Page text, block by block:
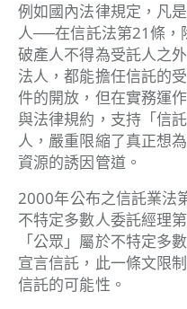
例如國內法律規定，凡
人──在信託法第21條，
破產人不得為受託人之
法人，都能擔任信託的
件的開放，但在實務運
與法律規約，支持「信
人，嚴重限縮了真正想
資源的誘因管道。
2000年公布之信託業法
不特定多數人委託經理
「公眾」屬於不特定多
宣言信託，此一條文限
信託的可能性。